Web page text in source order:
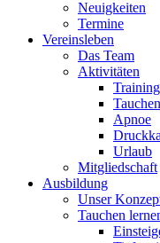
Neuigkeiten
Termine
Vereinsleben
Das Team
Aktivitäten
Training
Tauchen
Apnoe
Urlaub
Mitgliedschaft
Ausbildung
Unser
Tauchen